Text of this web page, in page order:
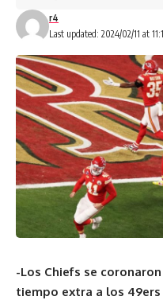
Last updated: 2024/02/11 at
r4
-Los Chiefs se
tiempo extra a los 49ers